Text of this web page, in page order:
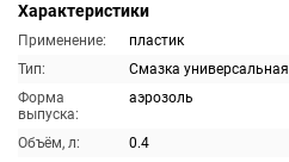
Характеристики
Применение:
пластик
Тип:
Смазка универсальная
Форма
выпуска:
аэрозоль
Объём, л:
0.4